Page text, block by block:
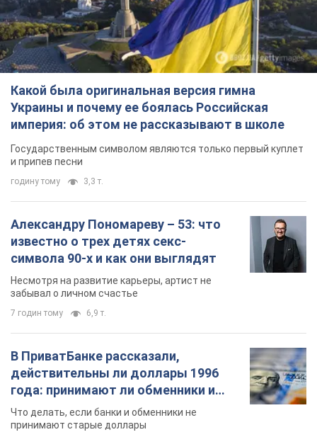
Какой была оригинальная версия гимна
Украины и почему ее боялась Российская
империя: об этом не рассказывают в школе
Государственным символом являются только первый куплет
и припев песни
годину тому 3,3 т.
Александру Пономареву – 53: что
известно о трех детях секс-
символа 90-х и как они выглядят
Несмотря на развитие карьеры, артист не
забывал о личном счастье
7 годин тому 6,9 т.
В ПриватБанке рассказали,
действительны ли доллары 1996
года: принимают ли обменники и
банки такие купюры
Что делать, если банки и обменники не
принимают старые доллары